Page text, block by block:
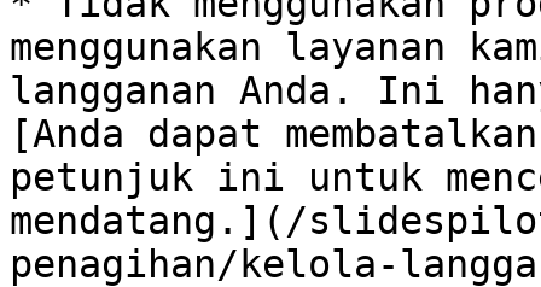
menggunakan layanan
langganan Anda. Ini
[Anda dapat
petunjuk ini untuk
mendatang.](/
penagihan/kelola-